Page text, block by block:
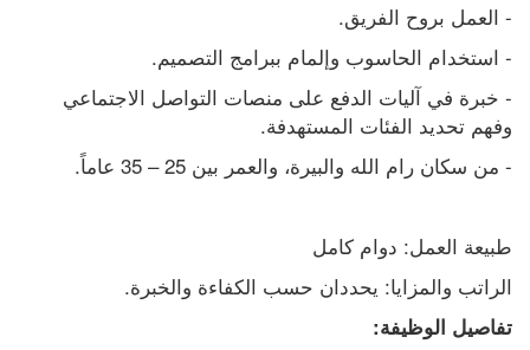
- العمل بروح الفريق.
- استخدام الحاسوب وإلمام ببرامج التصميم.
وفهم تحديد الفئات المستهدفة.
- من سكان رام الله والبيرة، والعمر بين 25 – 35 عاماً.
طبيعة العمل: دوام كامل
الراتب والمزايا: يحددان حسب الكفاءة والخبرة.
تفاصيل الوظيفة: